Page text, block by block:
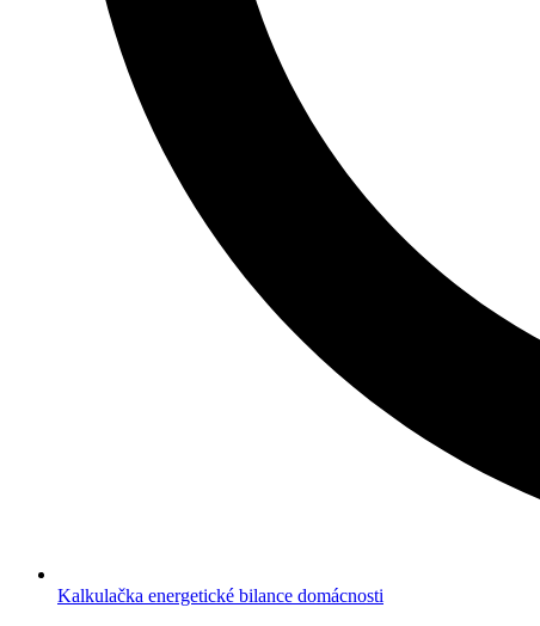
Kalkulačka energetické bilance domácnosti